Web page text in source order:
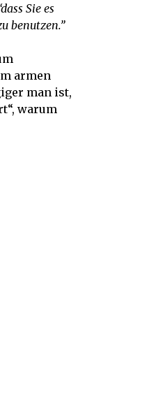
Sie es
benutzen.”
armen
man ist,
warum